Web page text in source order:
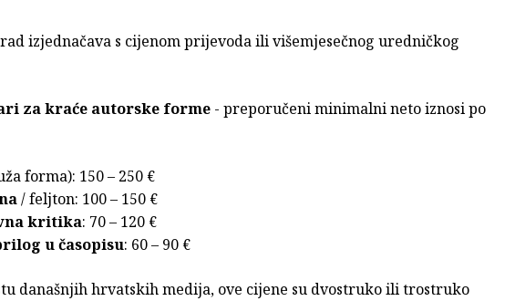
izjednačava s cijenom prijevoda ili višemjesečnog uredničkog
za kraće autorske forme - preporučeni minimalni neto iznosi po
forma): 150 – 250 €
/ feljton: 100 – 150 €
kritika: 70 – 120 €
u časopisu: 60 – 90 €
današnjih hrvatskih medija, ove cijene su dvostruko ili trostruko